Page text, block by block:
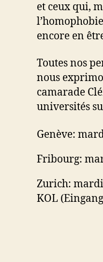
et ceux qui,
encore en
Toutes nos
nous
camarade
universités
Genève:
Fribourg:
Zurich:
KOL